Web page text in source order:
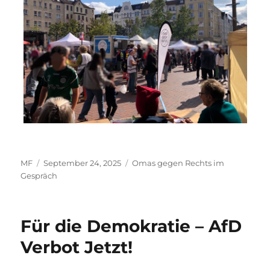
Autor
MF
Veröffentlicht
am
September 24, 2025 Kategorien
Omas gegen Rechts im
Gespräch
Für die Demokratie – AfD
Verbot Jetzt!